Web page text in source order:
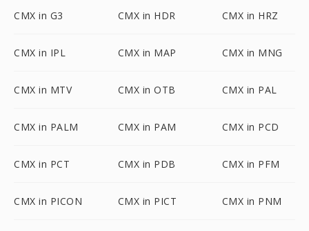
CMX in G3 CMX in HDR CMX in HRZ
CMX in IPL CMX in MAP CMX in MNG
CMX in MTV CMX in OTB CMX in PAL
CMX in PALM CMX in PAM CMX in PCD
CMX in PCT CMX in PDB CMX in PFM
CMX in PICON CMX in PICT CMX in PNM